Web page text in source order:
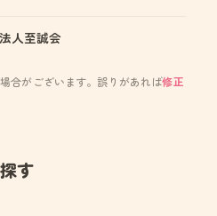
人至誠会
合がございます。誤りがあれば修正
す